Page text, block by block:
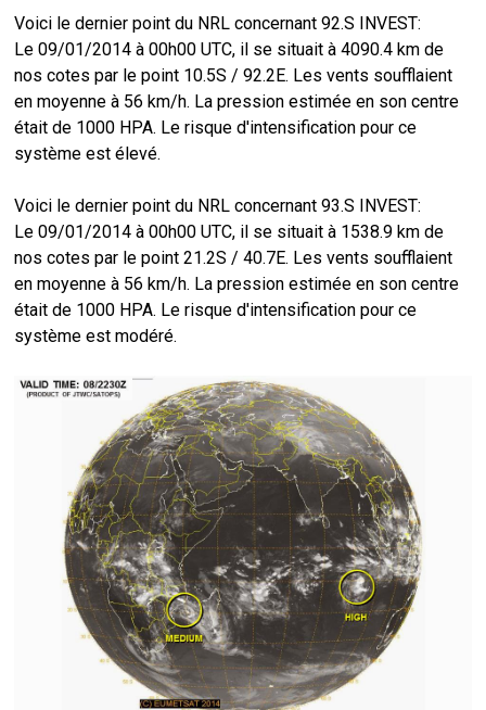
Voici le dernier point du NRL concernant 92.S INVEST:
Le 09/01/2014 à 00h00 UTC, il se situait à 4090.4 km de
nos cotes par le point 10.5S / 92.2E. Les vents soufflaient
en moyenne à 56 km/h. La pression estimée en son centre
était de 1000 HPA. Le risque d'intensification pour ce
système est élevé.
Voici le dernier point du NRL concernant 93.S INVEST:
Le 09/01/2014 à 00h00 UTC, il se situait à 1538.9 km de
nos cotes par le point 21.2S / 40.7E. Les vents soufflaient
en moyenne à 56 km/h. La pression estimée en son centre
était de 1000 HPA. Le risque d'intensification pour ce
système est modéré.